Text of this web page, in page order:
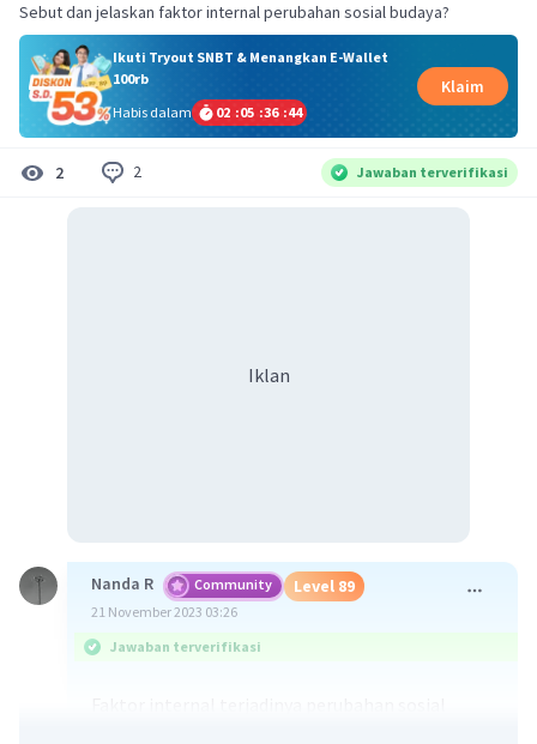
Sebut dan jelaskan faktor internal perubahan sosial budaya?
Ikuti Tryout SNBT & Menangkan E-Wallet
100rb
Habis dalam
02 :05 :36 :43
Klaim
2 2 Jawaban terverifikasi
Iklan
Nanda R Community Level 89
21 November 2023 03:26
Jawaban terverifikasi